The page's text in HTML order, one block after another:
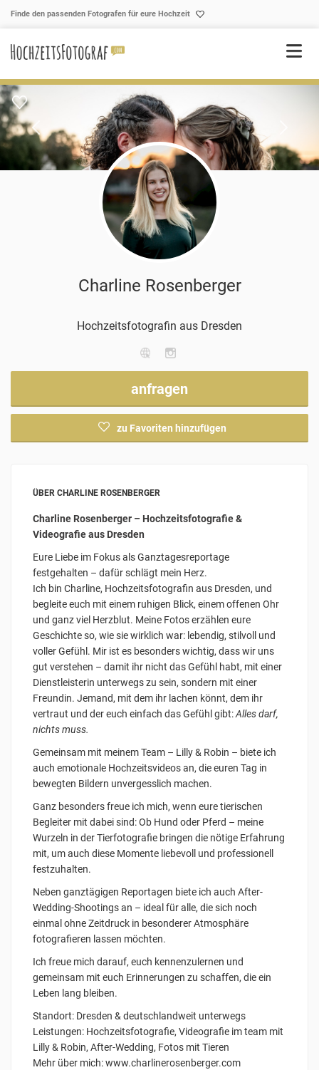
Finde den passenden Fotografen für eure Hochzeit
Charline Rosenberger
Hochzeitsfotografin aus Dresden
anfragen
zu Favoriten hinzufügen
ÜBER CHARLINE ROSENBERGER
Charline Rosenberger – Hochzeitsfotografie &
Videografie aus Dresden
Eure Liebe im Fokus als Ganztagesreportage
festgehalten – dafür schlägt mein Herz.
Ich bin Charline, Hochzeitsfotografin aus Dresden, und
begleite euch mit einem ruhigen Blick, einem offenen Ohr
und ganz viel Herzblut. Meine Fotos erzählen eure
Geschichte so, wie sie wirklich war: lebendig, stilvoll und
voller Gefühl. Mir ist es besonders wichtig, dass wir uns
gut verstehen – damit ihr nicht das Gefühl habt, mit einer
Dienstleisterin unterwegs zu sein, sondern mit einer
Freundin. Jemand, mit dem ihr lachen könnt, dem ihr
vertraut und der euch einfach das Gefühl gibt:Alles darf,
nichts muss.
Gemeinsam mit meinem Team – Lilly & Robin – biete ich
auch emotionale Hochzeitsvideos an, die euren Tag in
bewegten Bildern unvergesslich machen.
Ganz besonders freue ich mich, wenn eure tierischen
Begleiter mit dabei sind: Ob Hund oder Pferd – meine
Wurzeln in der Tierfotografie bringen die nötige Erfahrung
mit, um auch diese Momente liebevoll und professionell
festzuhalten.
Neben ganztägigen Reportagen biete ich auch After-
Wedding-Shootings an – ideal für alle, die sich noch
einmal ohne Zeitdruck in besonderer Atmosphäre
fotografieren lassen möchten.
Ich freue mich darauf, euch kennenzulernen und
gemeinsam mit euch Erinnerungen zu schaffen, die ein
Leben lang bleiben.
Standort: Dresden & deutschlandweit unterwegs
Leistungen: Hochzeitsfotografie, Videografie im team mit
Lilly & Robin, After-Wedding, Fotos mit Tieren
Mehr über mich: www.charlinerosenberger.com